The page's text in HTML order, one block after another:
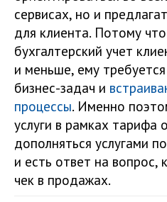
сервисах, но и
для клиента. Потому
бухгалтерский учет
и меньше, ему
бизнес-задач и
процессы. Именно
услуги в рамках тарифа
дополняться услугами
и есть ответ на вопрос,
чек в продажах.